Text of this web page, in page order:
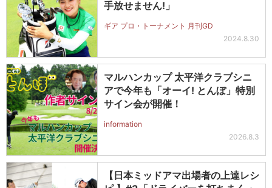
手放せません!」
ギア プロ・トーナメント 月刊GD
2024.8.30
マルハンカップ 太平洋クラブシニ
アで今年も「オーイ! とんぼ」特別
サイン会が開催！
information
2026.8.3
【日本ミッドアマ出場者の上達レシ